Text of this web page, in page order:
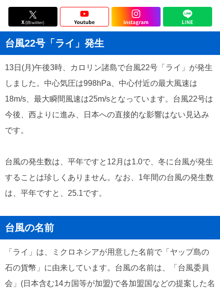
台風22号「ライ」発生
13日(月)午後3時、カロリン諸島で台風22号「ライ」が発生
しました。中心気圧は998hPa、中心付近の最大風速は
18m/s、最大瞬間風速は25m/sとなっています。台風22号は
今後、西よりに進み、日本への直接的な影響はない見込み
です。
台風の発生数は、平年ですと12月は1.0で、冬に台風が発生
することは珍しくありません。なお、1年間の台風の発生数
は、平年ですと、25.1です。
台風の名前
「ライ」は、ミクロネシアが用意した名前で「ヤップ島の
石の貨幣」に由来しています。台風の名前は、「台風委員
会」(日本含む14カ国等が加盟)で各加盟国などの提案した名